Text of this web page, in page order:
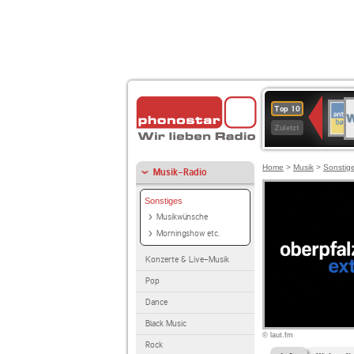
Top 10
Zuletzt
2
Musik-Radio
Sonstiges
Musikwünsche
Morningshow etc.
Konzerte & Live-Musik
Pop
Dance
Black Music
Rock
Home > Musik >
© laut.fm